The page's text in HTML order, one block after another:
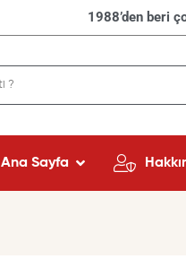
1988’den beri
Ana Sayfa